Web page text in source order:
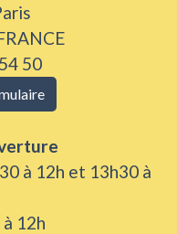
50
à 12h et 13h30 à
12h